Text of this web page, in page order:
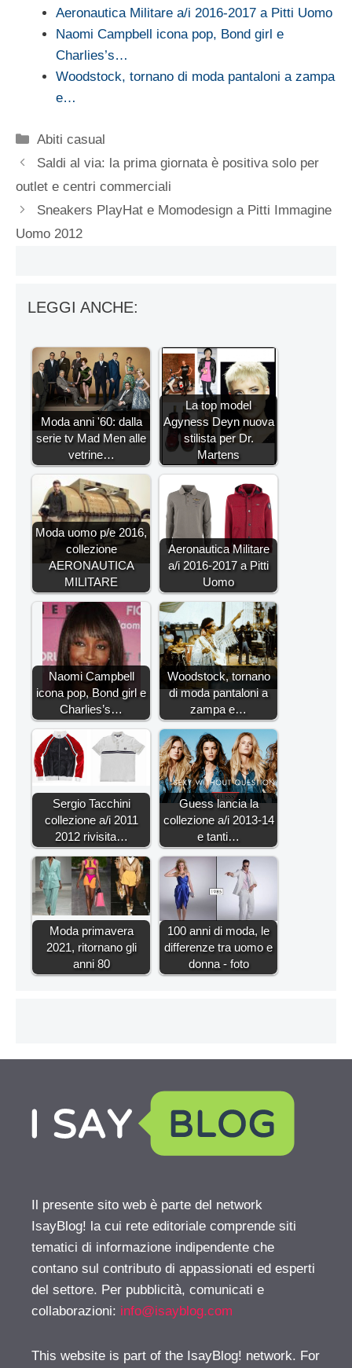
Aeronautica Militare a/i 2016-2017 a Pitti Uomo
Naomi Campbell icona pop, Bond girl e
Charlies’s…
Woodstock, tornano di moda pantaloni a zampa
e…
Categorie
Abiti casual
Saldi al via: la prima giornata è positiva solo per
outlet e centri commerciali
Sneakers PlayHat e Momodesign a Pitti Immagine
Uomo 2012
LEGGI ANCHE:
Moda anni '60: dalla
serie tv Mad Men alle
vetrine…
La top model
Agyness Deyn nuova
stilista per Dr.
Martens
Moda uomo p/e 2016,
collezione
AERONAUTICA
MILITARE
Aeronautica Militare
a/i 2016-2017 a Pitti
Uomo
Naomi Campbell
icona pop, Bond girl e
Charlies’s…
Woodstock, tornano
di moda pantaloni a
zampa e…
Sergio Tacchini
collezione a/i 2011
2012 rivisita…
Guess lancia la
collezione a/i 2013-14
e tanti…
Moda primavera
2021, ritornano gli
anni 80
100 anni di moda, le
differenze tra uomo e
donna - foto
Il presente sito web è parte del network
IsayBlog! la cui rete editoriale comprende siti
tematici di informazione indipendente che
contano sul contributo di appassionati ed esperti
del settore. Per pubblicità, comunicati e
collaborazioni: info@isayblog.com
This website is part of the IsayBlog! network. For